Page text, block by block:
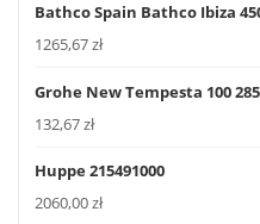
Bathco Spain Bathco Ibiza
1265,67zł
Grohe New Tempesta 100
132,67zł
Huppe 215491000
2060,00zł